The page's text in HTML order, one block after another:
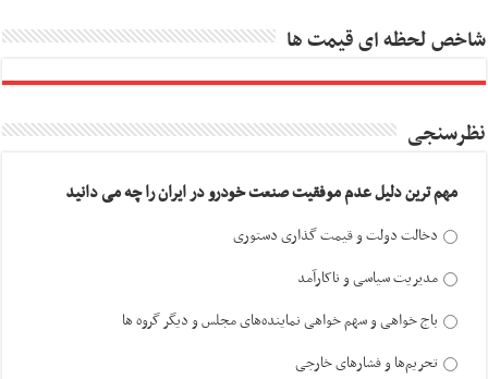
شاخص لحظه ای قیمت ها
نظرسنجی
مهم ترین دلیل عدم موفقیت صنعت خودرو در ایران را چه می دانید
دخالت دولت و قیمت گذاری دستوری
مدیریت سیاسی و ناکارآمد
باج خواهی و سهم خواهی نماینده‌های مجلس و دیگر گروه ها
تحریم‌ها و فشارهای خارجی